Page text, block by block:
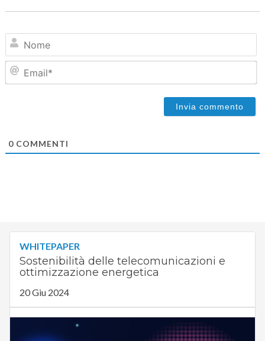
0COMMENTI
WHITEPAPER
Sostenibilità delle telecomunicazioni e
ottimizzazione energetica
20 Giu 2024